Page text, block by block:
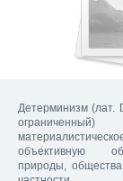
Детерминизм (лат.
объективную
природы,